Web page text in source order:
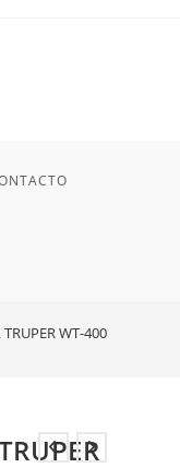
WT-400